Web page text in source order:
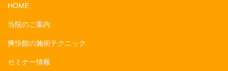
HOME
当院のご案内
爽快館の施術テクニック
セミナー情報